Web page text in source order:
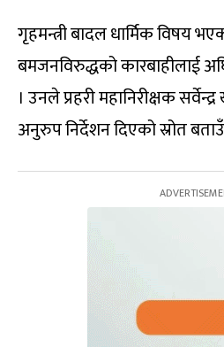
गृहमन्त्री बादल धार्मिक विषय
बमजनविरुद्धको कारबाहीलाई
। उनले प्रहरी महानिरीक्षक
अनुरुप निर्देशन दिएको स्रोत